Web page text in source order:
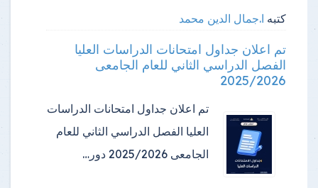
كتبه ا.جمال الدين محمد
تم اعلان جداول امتحانات الدراسات العليا
الفصل الدراسي الثاني للعام الجامعى
2025/2026
تم اعلان جداول امتحانات الدراسات
العليا الفصل الدراسي الثاني للعام
الجامعى 2025/2026 دور…